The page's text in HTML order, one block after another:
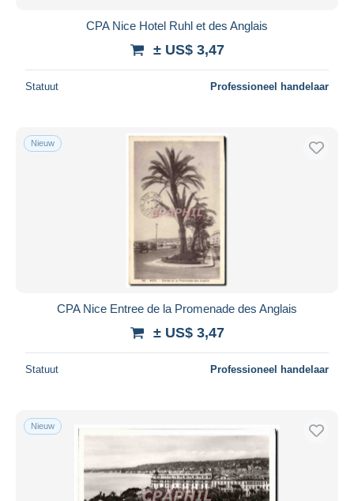
CPA Nice Hotel Ruhl et des Anglais
± US$ 3,47
Statuut Professioneel handelaar
Nieuw
CPA Nice Entree de la Promenade des Anglais
± US$ 3,47
Statuut Professioneel handelaar
Nieuw